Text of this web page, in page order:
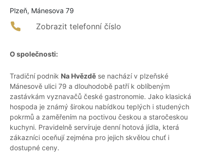
Plzeň, Mánesova 79
Zobrazit telefonní číslo
O společnosti:
Tradiční podnik Na Hvězdě se nachází v plzeňské
Mánesově ulici 79 a dlouhodobě patří k oblíbeným
zastávkám vyznavačů české gastronomie. Jako klasická
hospoda je známý širokou nabídkou teplých i studených
pokrmů a zaměřením na poctivou českou a staročeskou
kuchyni. Pravidelně servíruje denní hotová jídla, která
zákazníci oceňují zejména pro jejich skvělou chuť i
dostupné ceny.